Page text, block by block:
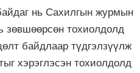
нь Сахилгын журмын
тохиолдолд
байдлаар түдгэлзүүлж
хэрэглэсэн тохиолдолд